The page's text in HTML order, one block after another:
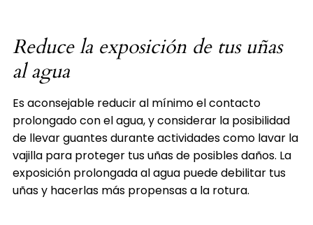
Reduce la exposición de tus uñas
al agua
Es aconsejable reducir al mínimo el contacto
prolongado con el agua, y considerar la posibilidad
de llevar guantes durante actividades como lavar la
vajilla para proteger tus uñas de posibles daños. La
exposición prolongada al agua puede debilitar tus
uñas y hacerlas más propensas a la rotura.